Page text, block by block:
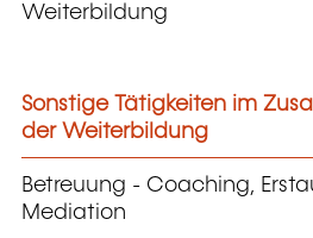
Weiterbildung
Sonstige Tätigkeiten im
der Weiterbildung
Betreuung - Coaching,
Mediation